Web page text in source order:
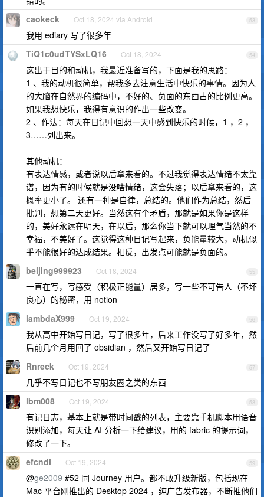
53
caokeck Oct 18, 2024 via Android
我用 ediary 写了很多年
54
TiQ1c0udTYSxLQ16 Oct 18, 2024
这出于目的和动机，我最近准备写的，下面是我的思路：
1 、我的动机很简单，帮我多去注意生活中快乐的事情。因为人
的大脑在自然界的编码中，不好的、负面的东西占的比例更高。
如果我想快乐，我得有意识的作出一些改变。
2 、作法：每天在日记中回想一天中感到快乐的时候，1 ，2 ，
3……列出来。
其他动机：
有表达情感，或者说以后拿来看的。不过我觉得表达情绪不太靠
谱，因为有的时候就是没啥情绪，这会失落；以后拿来看的，这
概率更小了。 还有一种是自律，总结的。他们作为总结，然后
批判，想第二天更好。当然这有个矛盾，那就是如果你是这样
的，美好永远在明天，在以后，那么你当下就可以理气当然的不
幸福，不美好了。这觉得这种日记写起来，负能量较大，动机似
乎不能很好的达成结果。相反，出发点可能就是负面的。
55
beijing999923 Oct 18, 2024
一直在写，写感受（积极正能量）居多，写一些不可告人（不坏
良心）的秘密，用 notion
56
lambdaX999 Oct 19, 2024
我从高中开始写日记，写了很多年，后来工作没写了好多年，然
后前几个月用回了 obsidian ，然后又开始写日记了
57
Rnreck Oct 19, 2024
几乎不写日记也不写朋友圈之类的东西
58
lbm008 Oct 19, 2024
有记日志，基本上就是带时间戳的列表，主要靠手机脚本用语音
识别添加，每天让 AI 分析一下给建议，用的 fabric 的提示词，
修改了一下。
59
efcndi Oct 19, 2024
@ge2009 #52 同 Journey 用户。都不敢升级新版，包括现在
Mac 平台刚推出的 Desktop 2024 ，纯广告发布器，不断推他们